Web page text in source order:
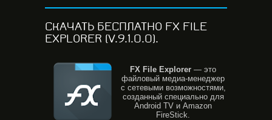
СКАЧАТЬ БЕСПЛАТНО FX FILE
EXPLORER (V.9.1.0.0).
FX File Explorer — это
файловый медиа-менеджер
с сетевыми возможностями,
созданный специально для
Android TV и Amazon
FireStick.